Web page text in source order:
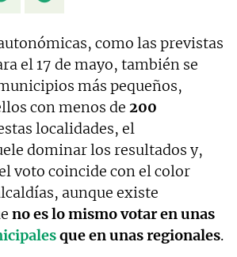
como las previstas
el 17 de mayo, también se
más pequeños,
con menos de 200
localidades, el
dominar los resultados y,
voto coincide con el color
aunque existe
no es lo mismo votar en unas
que en unas regionales.